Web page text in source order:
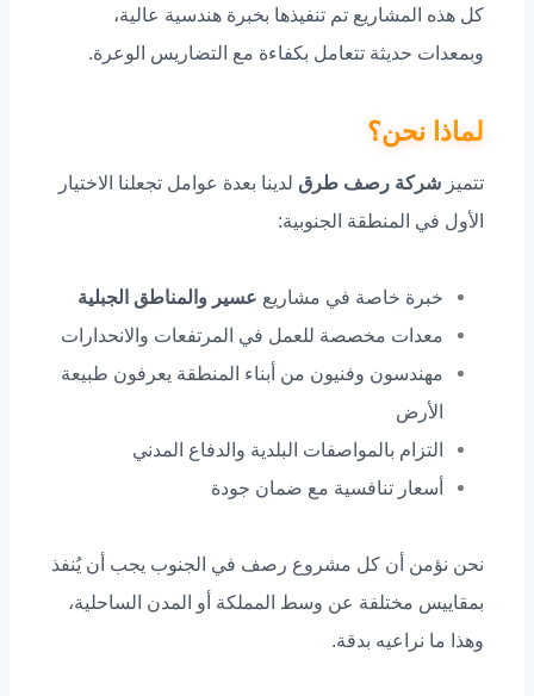
كل هذه المشاريع تم تنفيذها بخبرة هندسية عالية،
وبمعدات حديثة تتعامل بكفاءة مع التضاريس الوعرة.
لماذا نحن؟
تتميز شركة رصف طرق لدينا بعدة عوامل تجعلنا الاختيار
الأول في المنطقة الجنوبية:
خبرة خاصة في مشاريع عسير والمناطق الجبلية
معدات مخصصة للعمل في المرتفعات والانحدارات
مهندسون وفنيون من أبناء المنطقة يعرفون طبيعة
الأرض
التزام بالمواصفات البلدية والدفاع المدني
أسعار تنافسية مع ضمان جودة
نحن نؤمن أن كل مشروع رصف في الجنوب يجب أن يُنفذ
بمقاييس مختلفة عن وسط المملكة أو المدن الساحلية،
وهذا ما نراعيه بدقة.